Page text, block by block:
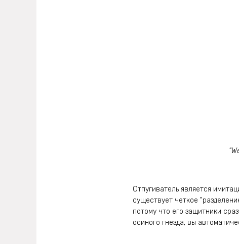
Отпугиватель является
существует четкое
потому что его защитники
осиного гнезда, вы